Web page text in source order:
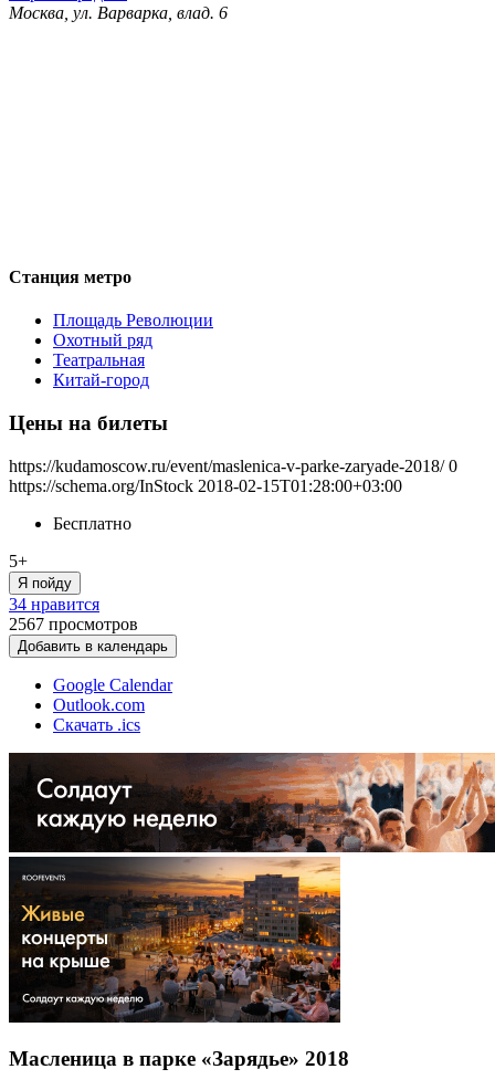
Москва, ул. Варварка, влад. 6
Станция метро
Площадь Революции
Охотный ряд
Театральная
Китай-город
Цены на билеты
https://kudamoscow.ru/event/maslenica-v-parke-zaryade-2018/ 0
https://schema.org/InStock 2018-02-15T01:28:00+03:00
Бесплатно
5+
Я пойду
34 нравится
2567 просмотров
Добавить в календарь
Google Calendar
Outlook.com
Скачать .ics
Масленица в парке «Зарядье» 2018